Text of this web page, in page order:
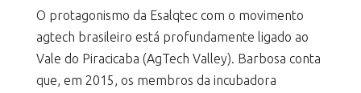
O protagonismo da Esalqtec com o movimento
agtech brasileiro está profundamente ligado ao
Vale do Piracicaba (AgTech Valley). Barbosa conta
que, em 2015, os membros da incubadora